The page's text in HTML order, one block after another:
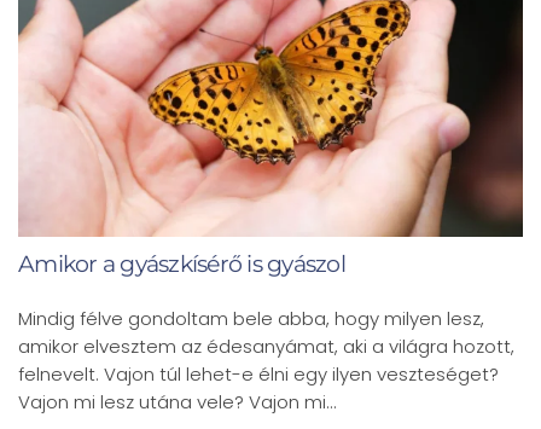
Amikor a gyászkísérő is gyászol
Mindig félve gondoltam bele abba, hogy milyen lesz,
amikor elvesztem az édesanyámat, aki a világra hozott,
felnevelt. Vajon túl lehet-e élni egy ilyen veszteséget?
Vajon mi lesz utána vele? Vajon mi…